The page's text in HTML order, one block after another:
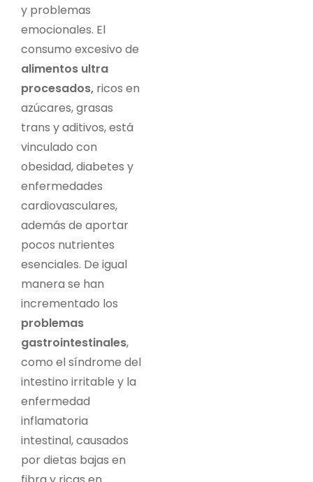
y problemas
emocionales. El
consumo excesivo de
alimentos ultra
procesados, ricos en
azúcares, grasas
trans y aditivos, está
vinculado con
obesidad, diabetes y
enfermedades
cardiovasculares,
además de aportar
pocos nutrientes
esenciales. De igual
manera se han
incrementado los
problemas
gastrointestinales,
como el síndrome del
intestino irritable y la
enfermedad
inflamatoria
intestinal, causados
por dietas bajas en